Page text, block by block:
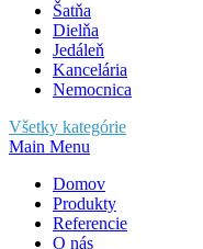
Šatňa
Dielňa
Jedáleň
Kancelária
Nemocnica
Všetky kategórie
Main Menu
Domov
Produkty
Referencie
O nás